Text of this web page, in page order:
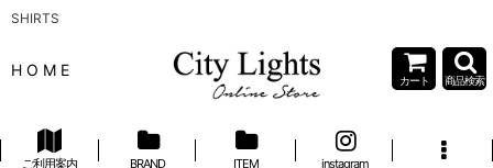
SHIRTS
H O M E
カート 商品検索
ご利用案内 BRAND ITEM instagram